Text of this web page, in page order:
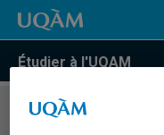
Étudier à l'UQAM
COURS//